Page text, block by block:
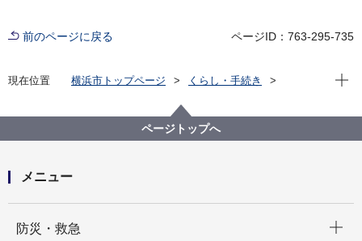
前のページに戻る ページID：763-295-735
現在位置 横浜市トップページ
くらし・手続き
旭区を知る
よみがえる昭和の街並み 旭区風景写真アーカイブ
7.鶴ヶ峰
現在
ページトップへ
メニュー
防災・救急